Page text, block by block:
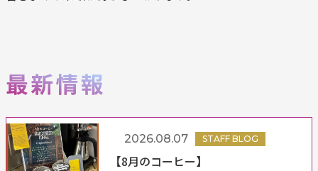
【8月のコーヒー】
2026.08.07 STAFF BLOG